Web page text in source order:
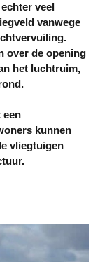
veel
vanwege
over de opening
het luchtruim,
een
kunnen
vliegtuigen